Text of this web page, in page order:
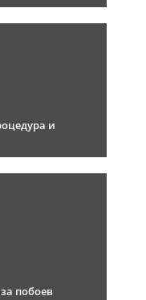
и
побоев